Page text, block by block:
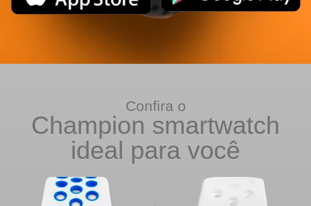
Confira o
Champion smartwatch
ideal para você